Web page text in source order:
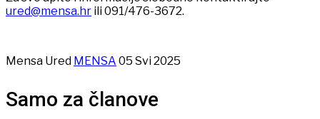
ured@mensa.hr ili 091/476-3672.
Mensa Ured MENSA 05 Svi 2025
Samo za članove